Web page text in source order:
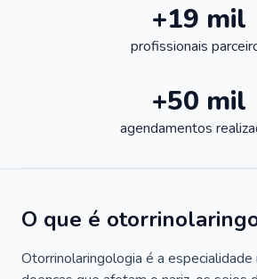
+19 mil
profissionais
+50 mil
agendamentos
O que é
Otorrinolaringologia é a